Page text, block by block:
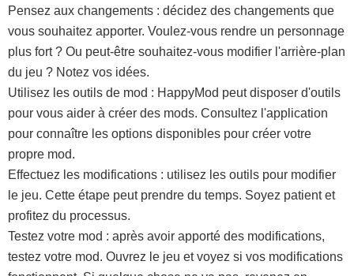
Pensez aux changements : décidez des changements que
vous souhaitez apporter. Voulez-vous rendre un personnage
plus fort ? Ou peut-être souhaitez-vous modifier l'arrière-plan
du jeu ? Notez vos idées.
Utilisez les outils de mod : HappyMod peut disposer d'outils
pour vous aider à créer des mods. Consultez l'application
pour connaître les options disponibles pour créer votre
propre mod.
Effectuez les modifications : utilisez les outils pour modifier
le jeu. Cette étape peut prendre du temps. Soyez patient et
profitez du processus.
Testez votre mod : après avoir apporté des modifications,
testez votre mod. Ouvrez le jeu et voyez si vos modifications